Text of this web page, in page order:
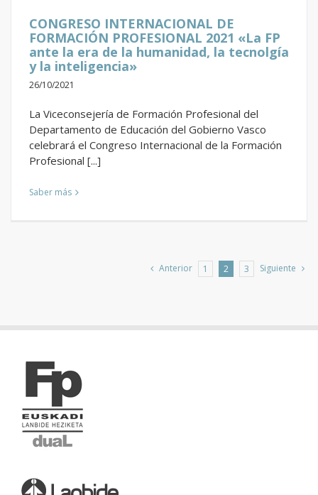
CONGRESO INTERNACIONAL DE
FORMACIÓN PROFESIONAL 2021 «La FP
ante la era de la humanidad, la tecnolgía
y la inteligencia»
26/10/2021
La Viceconsejería de Formación Profesional del
Departamento de Educación del Gobierno Vasco
celebrará el Congreso Internacional de la Formación
Profesional [...]
Saber más
Anterior 1 2 3 Siguiente